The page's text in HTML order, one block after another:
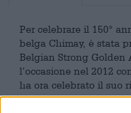
Per celebrare il 150°
belga Chimay, è stata
Belgian Strong Golden
l’occasione nel 2012
ha ora celebrato il suo
birrificio nel 2021.